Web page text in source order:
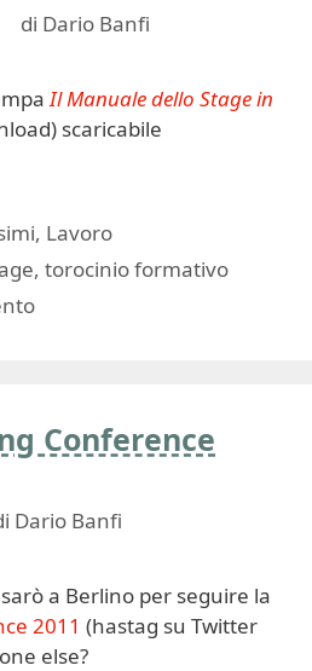
di Dario Banfi
Il Manuale dello Stage in
scaricabile
, Lavoro
,torocinio formativo
Conference
Dario Banfi
a Berlino per seguire la
2011 (hastag su Twitter
else?